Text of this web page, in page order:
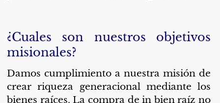
¿Cuales son nuestros objetivos
misionales?
Damos cumplimiento a nuestra misión de
crear riqueza generacional mediante los
bienes raíces. La compra de in bienraíz no